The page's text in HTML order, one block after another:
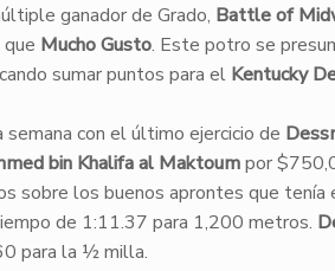
ganador de Grado, Battle of
Mucho Gusto. Este potro se
sumar puntos para el Kentucky
con el último ejercicio de
bin Khalifa al Maktoumpor
sobre los buenos aprontes que tenía
de 1:11.37 para 1,200 metros.
para la ½ milla.